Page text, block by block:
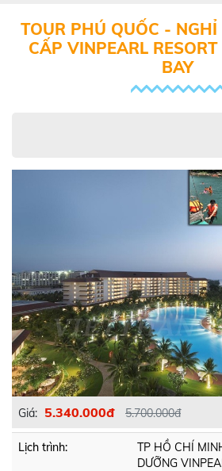
TOUR PHÚ QUỐC -
CẤP VINPEARL
BAY
Giá: 5.340.000đ 5.700.000đ
Lịch trình:
TP HỒ CHÍ
DƯỠNG